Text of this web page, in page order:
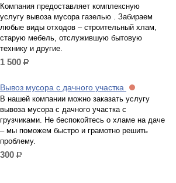
Компания предоставляет комплексную
услугу вывоза мусора газелью . Забираем
любые виды отходов – строительный хлам,
старую мебель, отслужившую бытовую
технику и другие.
1 500 р.
Вывоз мусора с дачного участка
В нашей компании можно заказать услугу
вывоза мусора с дачного участка с
грузчиками. Не беспокойтесь о хламе на даче
– мы поможем быстро и грамотно решить
проблему.
300 р.